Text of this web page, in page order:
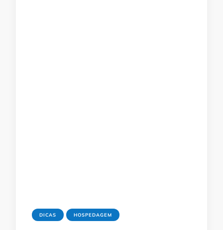
DICAS HOSPEDAGEM